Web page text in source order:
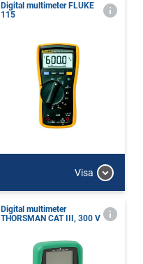
Digital multimeter FLUKE
115
Visa
Digital multimeter
THORSMAN CAT III, 300 V